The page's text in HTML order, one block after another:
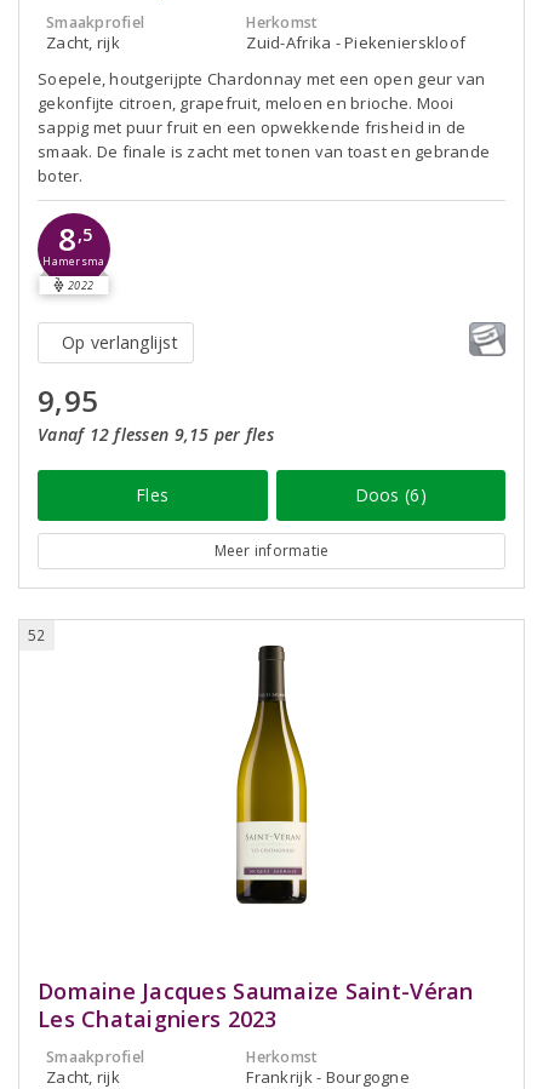
Smaakprofiel
Zacht, rijk
Herkomst
Zuid-Afrika - Piekenierskloof
Soepele, houtgerijpte Chardonnay met een open geur van
gekonfijte citroen, grapefruit, meloen en brioche. Mooi
sappig met puur fruit en een opwekkende frisheid in de
smaak. De finale is zacht met tonen van toast en gebrande
boter.
8,5
Hamersma
2022
Op verlanglijst
9,95
Vanaf 12 flessen 9,15 per fles
Fles Doos (6)
Meer informatie
52
Domaine Jacques Saumaize Saint-Véran
Les Chataigniers 2023
Smaakprofiel
Zacht, rijk
Herkomst
Frankrijk - Bourgogne